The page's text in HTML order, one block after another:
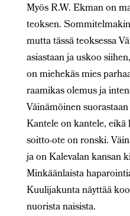
Myös R.W. Ekman on
teoksen.
mutta tässä teoksessa
asiastaan ja uskoo
on miehekäs mies
raamikas olemus ja
Väinämöinen
Kantele on kantele,
soitto-ote on ronski.
ja on Kalevalan kansan
Minkäänlaista
Kuulijakunta näyttää
nuorista naisista.